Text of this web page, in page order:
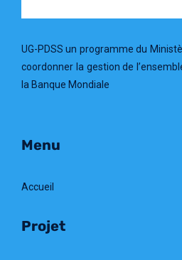
UG-PDSS un programme du
coordonner la gestion de
la Banque Mondiale
Menu
Accueil
Projet